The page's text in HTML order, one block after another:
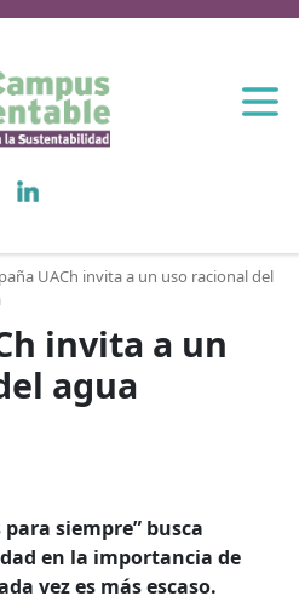
LinkedIn
UACh invita a un uso racional del
invita a un
agua
para siempre” busca
en la importancia de
vez es más escaso.